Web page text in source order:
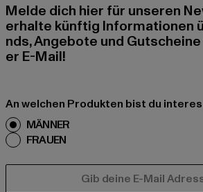
Melde dich hier für unseren
erhalte künftig Informationen
nds, Angebote und
er E-Mail!
An welchen Produkten bist du
MÄNNER
FRAUEN